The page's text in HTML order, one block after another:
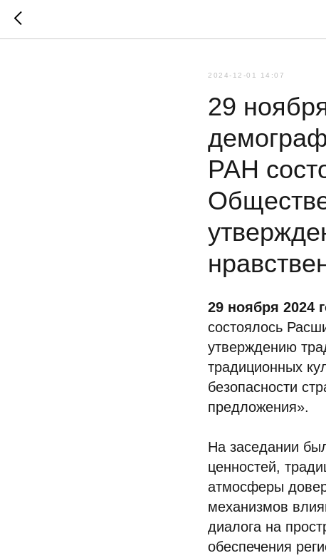
2024-12-01 14:07
29
РАН
29 ноября 2024
состоялось
утверждению
традиционных
безопасности
предложения».
На заседании
ценностей,
атмосферы
механизмов
диалога на
обеспечения